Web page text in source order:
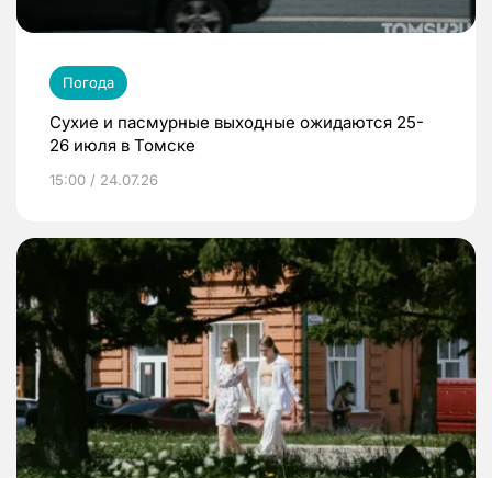
Погода
Сухие и пасмурные выходные ожидаются 25-
26 июля в Томске
15:00 / 24.07.26